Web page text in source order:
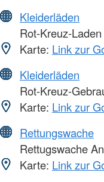
Kleiderläden
Rot-Kreuz-
Karte: Link zur
Kleiderläden
Rot-Kreuz-
Karte: Link zur
Rettungswache
Rettugswache
Karte: Link zur